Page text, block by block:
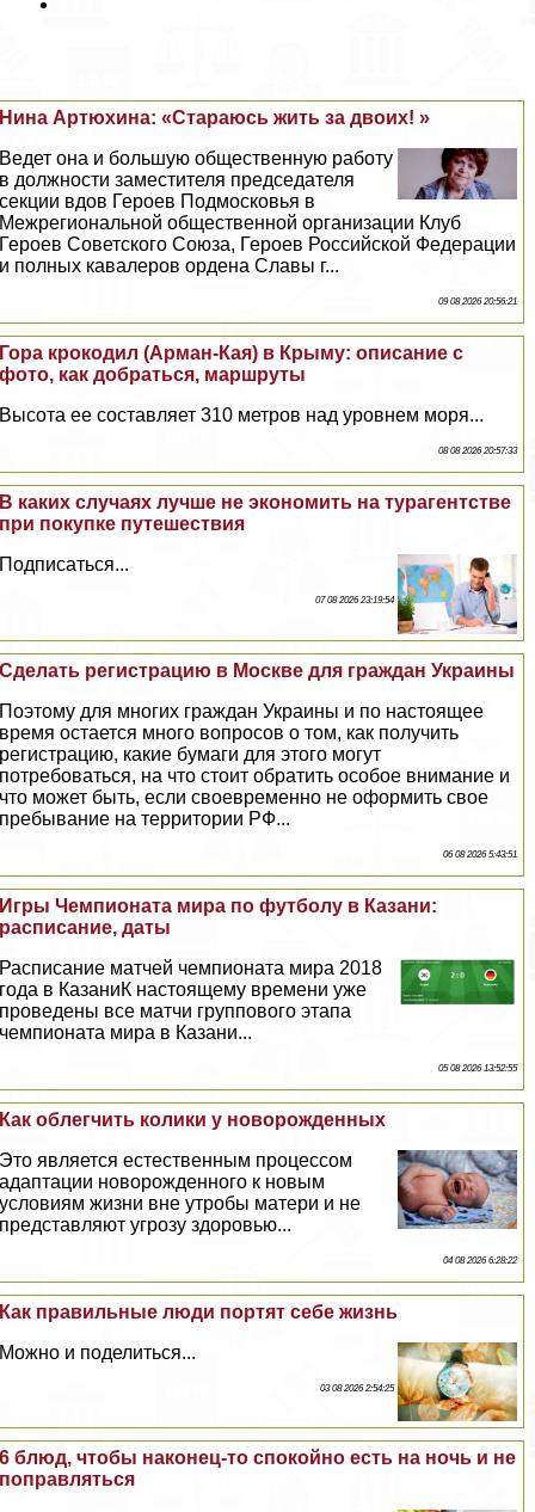
Нина Артюхина: «Стараюсь жить за двоих! »
Ведет она и большую общественную работу
в должности заместителя председателя
секции вдов Героев Подмосковья в
Межрегиональной общественной организации Клуб
Героев Советского Союза, Героев Российской Федерации
и полных кавалеров ордена Славы г...
09 08 2026 20:56:21
Гора крокодил (Арман-Кая) в Крыму: описание с
фото, как добраться, маршруты
Высота ее составляет 310 метров над уровнем моря...
08 08 2026 20:57:33
В каких случаях лучше не экономить на турагентстве
при покупке путешествия
Подписаться...
07 08 2026 23:19:54
Сделать регистрацию в Москве для граждан Украины
Поэтому для многих граждан Украины и по настоящее
время остается много вопросов о том, как получить
регистрацию, какие бумаги для этого могут
потребоваться, на что стоит обратить особое внимание и
что может быть, если своевременно не оформить свое
пребывание на территории РФ...
06 08 2026 5:43:51
Игры Чемпионата мира по футболу в Казани:
расписание, даты
Расписание матчей чемпионата мира 2018
года в КазаниК настоящему времени уже
проведены все матчи группового этапа
чемпионата мира в Казани...
05 08 2026 13:52:55
Как облегчить колики у новорожденных
Это является естественным процессом
адаптации новорожденного к новым
условиям жизни вне утробы матери и не
представляют угрозу здоровью...
04 08 2026 6:28:22
Как правильные люди портят себе жизнь
Можно и поделиться...
03 08 2026 2:54:25
6 блюд, чтобы наконец-то спокойно есть на ночь и не
поправляться